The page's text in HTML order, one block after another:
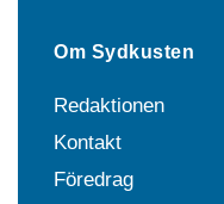
Om Sydkusten
Redaktionen
Kontakt
Föredrag